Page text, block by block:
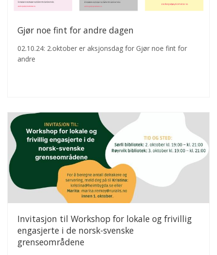
Gjør noe fint for andre dagen
02.10.24: 2.oktober er aksjonsdag for Gjør noe fint for
andre
Invitasjon til Workshop for lokale og frivillig
engasjerte i de norsk-svenske
grenseområdene